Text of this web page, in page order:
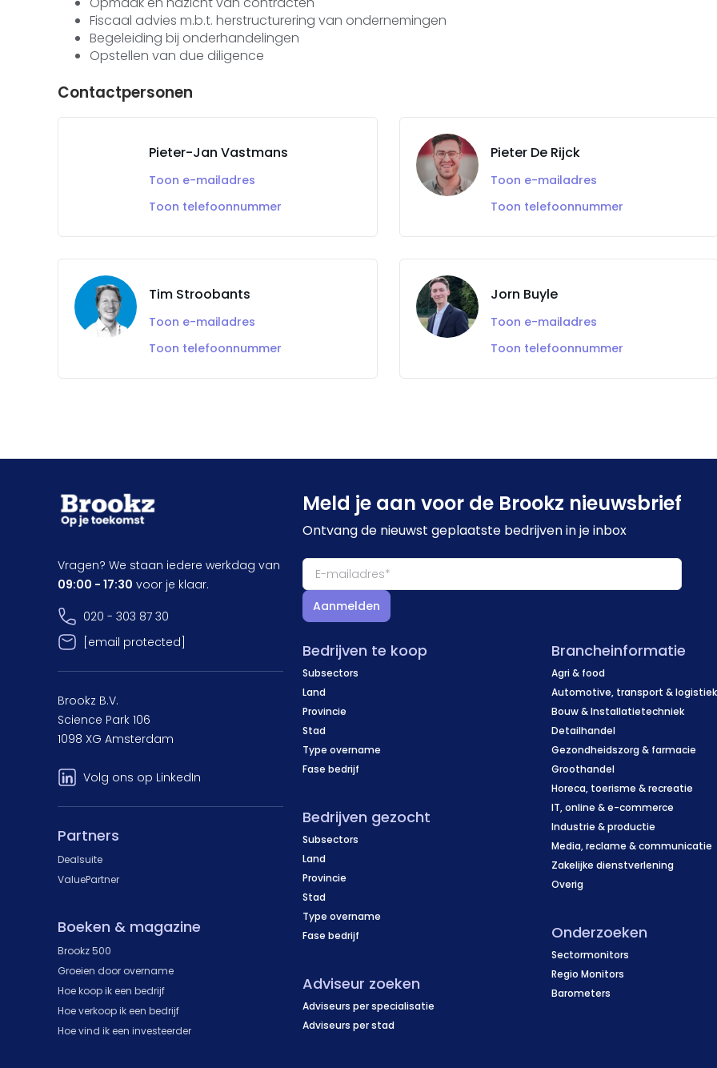
Fiscaal advies m.b.t. herstructurering van ondernemingen
Begeleiding bij onderhandelingen
Opstellen van due diligence
Contactpersonen
Pieter-Jan Vastmans
Toon e-mailadres
Toon telefoonnummer
Pieter De Rijck
Toon e-mailadres
Toon telefoonnummer
Tim Stroobants
Toon e-mailadres
Toon telefoonnummer
Jorn Buyle
Toon e-mailadres
Toon telefoonnummer
Meld je aan voor de Brookz nieuwsbrief
Ontvang de nieuwst geplaatste bedrijven in je inbox
Aanmelden
Bedrijven te koop
Subsectors
Land
Provincie
Stad
Type overname
Fase bedrijf
Bedrijven gezocht
Subsectors
Land
Provincie
Stad
Type overname
Fase bedrijf
Adviseur zoeken
Adviseurs per specialisatie
Adviseurs per stad
Brancheinformatie
Agri & food
Automotive, transport & logistiek
Bouw & Installatietechniek
Detailhandel
Gezondheidszorg & farmacie
Groothandel
Horeca, toerisme & recreatie
IT, online & e-commerce
Industrie & productie
Media, reclame & communicatie
Zakelijke dienstverlening
Overig
Onderzoeken
Sectormonitors
Regio Monitors
Barometers
Vragen? We staan iedere werkdag van
09:00 - 17:30 voor je klaar.
020 - 303 87 30
[email protected]
Brookz B.V.
Science Park 106
1098 XG Amsterdam
Volg ons op LinkedIn
Partners
Dealsuite
ValuePartner
Boeken & magazine
Brookz 500
Groeien door overname
Hoe koop ik een bedrijf
Hoe verkoop ik een bedrijf
Hoe vind ik een investeerder